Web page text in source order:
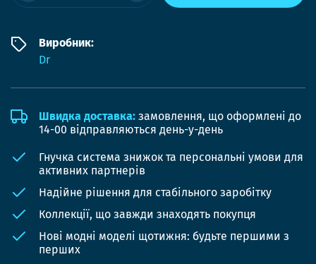
Виробник:
Dr
Швидка доставка: замовлення, що оформлені до
14-00 відправляються день-у-день
Гнучка система знижок та персональні умови для
активних партнерів
Надійне рішення для стабільного заробітку
Коллекції, що завжди знаходять покупця
Нові модні моделі щотижня: будьте першими з
перших